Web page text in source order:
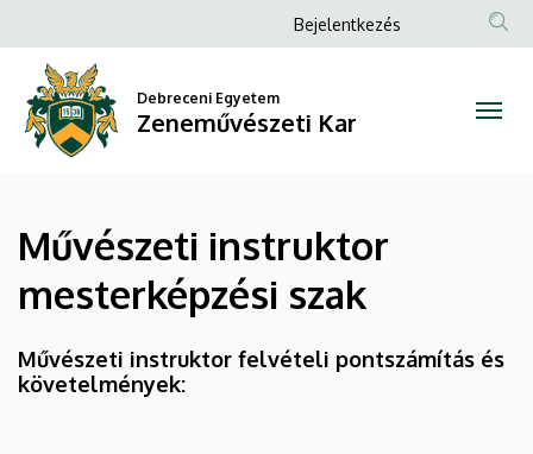
instruktor
mesterképzési
szak
Zeneművészeti
Kar
a
tartalomra
Anonim
menüje
Bejelentkezés
Debreceni Egyetem
Zeneművészeti Kar
Művészeti instruktor
mesterképzési szak
Művészeti instruktor felvételi pontszámítás és
követelmények: